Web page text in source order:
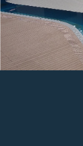
Calidad
Las
Agua azul
Nuestras